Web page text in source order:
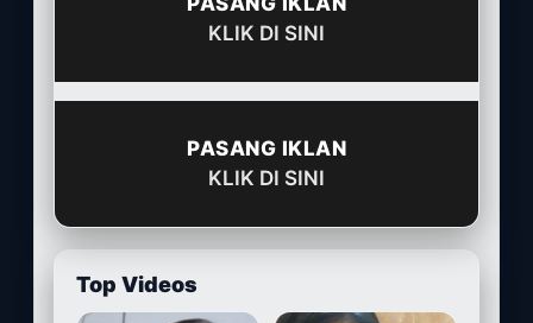
KLIK DI SINI
PASANG IKLAN
KLIK DI SINI
Top Videos